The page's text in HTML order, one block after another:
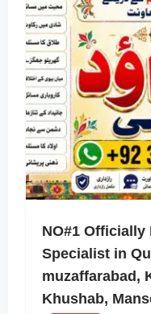
NO#1 Officially
Specialist in
muzaffarabad,
Khushab,